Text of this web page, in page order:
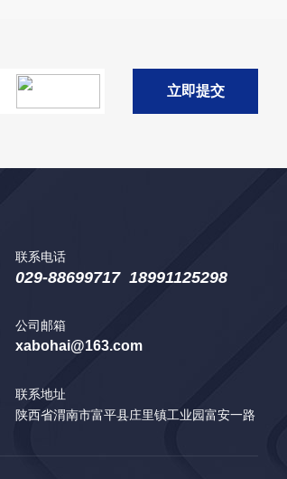
立即提交
联系电话
029-88699717 18991125298
公司邮箱
xabohai@163.com
联系地址
陕西省渭南市富平县庄里镇工业园富安一路